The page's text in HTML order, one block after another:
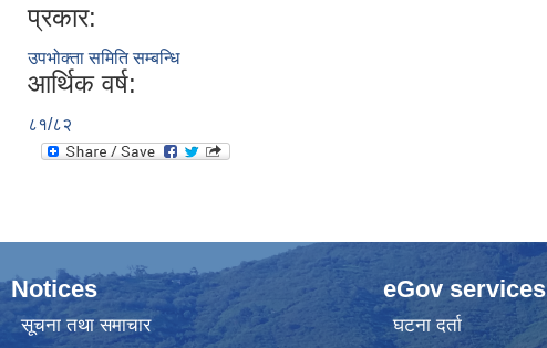
प्रकार:
उपभोक्ता समिति सम्बन्धि
आर्थिक वर्ष:
८१/८२
Notices
सूचना तथा समाचार
eGov services
घटना दर्ता